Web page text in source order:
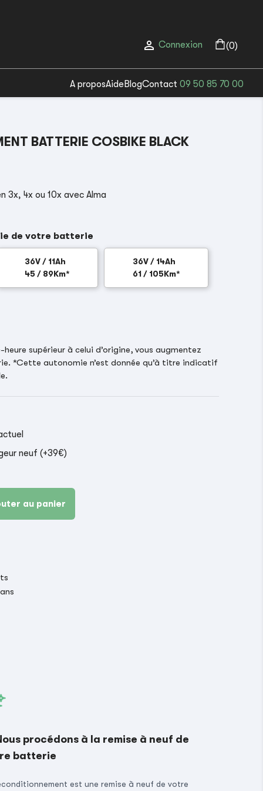
 Connexion (0)
A proposAide BlogContact 09 50 85 70 00
BATTERIE COSBIKE BLACK
3x, 4x ou 10x avec Alma
de votre batterie
36V / 11Ah
45 / 89Km*
36V / 14Ah
61 / 105Km*
supérieur à celui d’origine, vous augmentez
*Cette autonomie n’est donnée qu’à titre indicatif
neuf (+39€)
au panier
procédons à la remise à neuf de
batterie
est une remise à neuf de votre